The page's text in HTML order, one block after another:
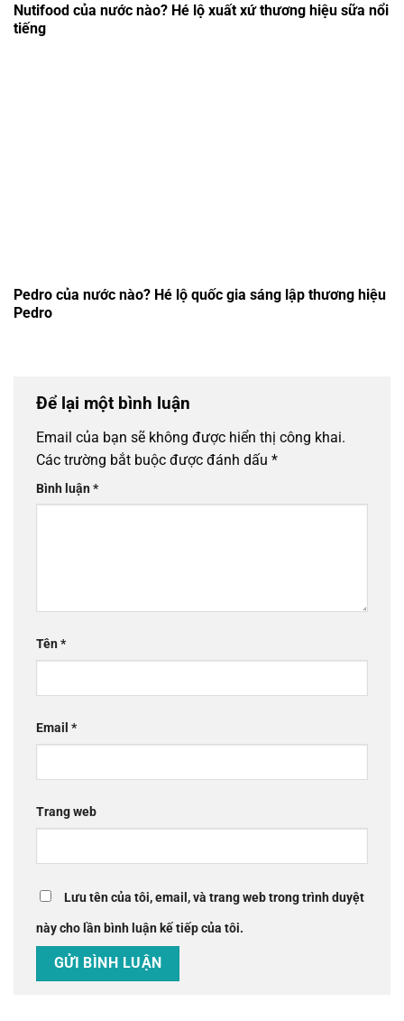
Nutifood của nước nào? Hé lộ xuất xứ thương hiệu sữa nổi
tiếng
Pedro của nước nào? Hé lộ quốc gia sáng lập thương hiệu
Pedro
Để lại một bình luận
Email của bạn sẽ không được hiển thị công khai.
Các trường bắt buộc được đánh dấu *
Bình luận*
Tên*
Email *
Trang web
Lưu tên của tôi, email, và trang web trong trình duyệt
này cho lần bình luận kế tiếp của tôi.